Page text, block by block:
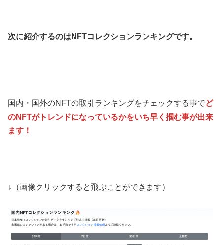
次に紹介するのはNFTコレクションランキングです。
国内・国外のNFTの取引ランキングをチェックする事でど
のNFTがトレンドになっているかをいち早く掴む事が出来
ます！
↓（画像クリックすると飛ぶことができます）